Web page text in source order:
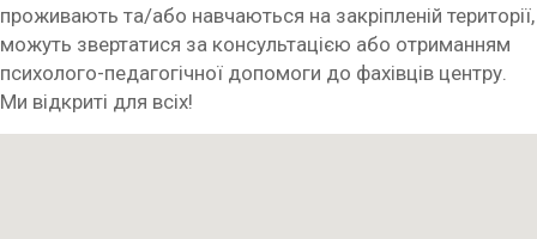
проживають та/або навчаються на закріпленій території,
можуть звертатися за консультацією або отриманням
психолого-педагогічної допомоги до фахівців центру.
Ми відкриті для всіх!